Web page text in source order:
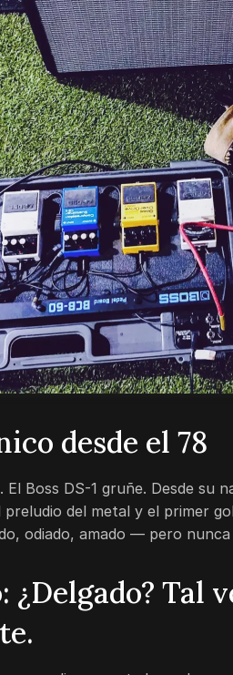
desde el 78
El Boss DS-1 gruñe. Desde su
del metal y el primer
odiado, amado — pero
Tal